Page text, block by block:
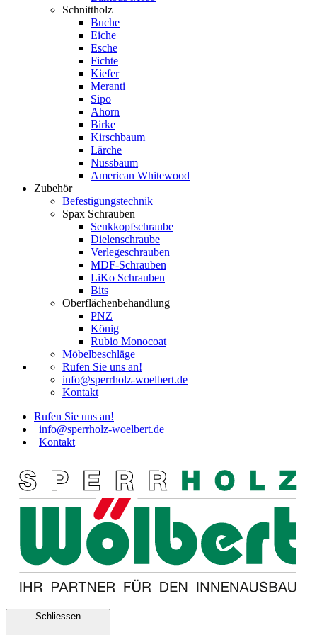
Schnittholz
Buche
Eiche
Esche
Fichte
Kiefer
Meranti
Sipo
Ahorn
Birke
Kirschbaum
Lärche
Nussbaum
American Whitewood
Zubehör
Befestigungstechnik
Spax Schrauben
Senkkopfschraube
Dielenschraube
Verlegeschrauben
MDF-Schrauben
LiKo Schrauben
Bits
Oberflächenbehandlung
PNZ
König
Rubio Monocoat
Möbelbeschläge
Rufen Sie uns an!
info@sperrholz-woelbert.de
Kontakt
Rufen Sie uns an!
info@sperrholz-woelbert.de
Kontakt
Schliessen